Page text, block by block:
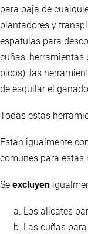
para paja de
plantadores y
espátulas para
cuñas, herramientas
picos), las
de esquilar el
Todas estas
Están igualmente
comunes para estas
Se excluyen
Los alicates
Las cuñas